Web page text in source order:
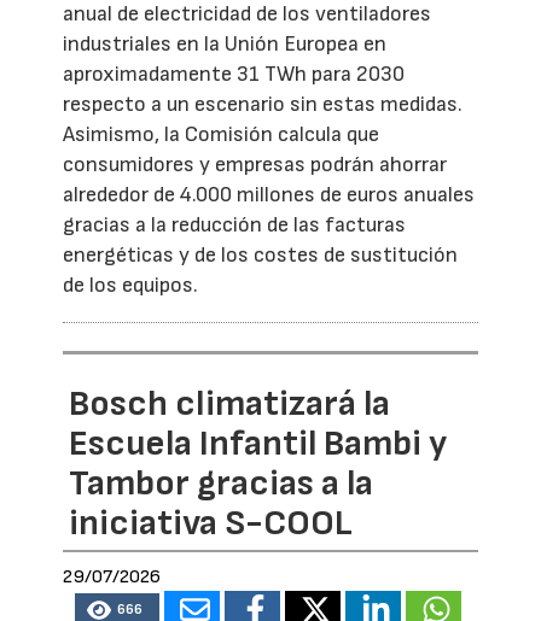
anual de electricidad de los ventiladores
industriales en la Unión Europea en
aproximadamente 31 TWh para 2030
respecto a un escenario sin estas medidas.
Asimismo, la Comisión calcula que
consumidores y empresas podrán ahorrar
alrededor de 4.000 millones de euros anuales
gracias a la reducción de las facturas
energéticas y de los costes de sustitución
de los equipos.
Bosch climatizará la
Escuela Infantil Bambi y
Tambor gracias a la
iniciativa S-COOL
29/07/2026
666